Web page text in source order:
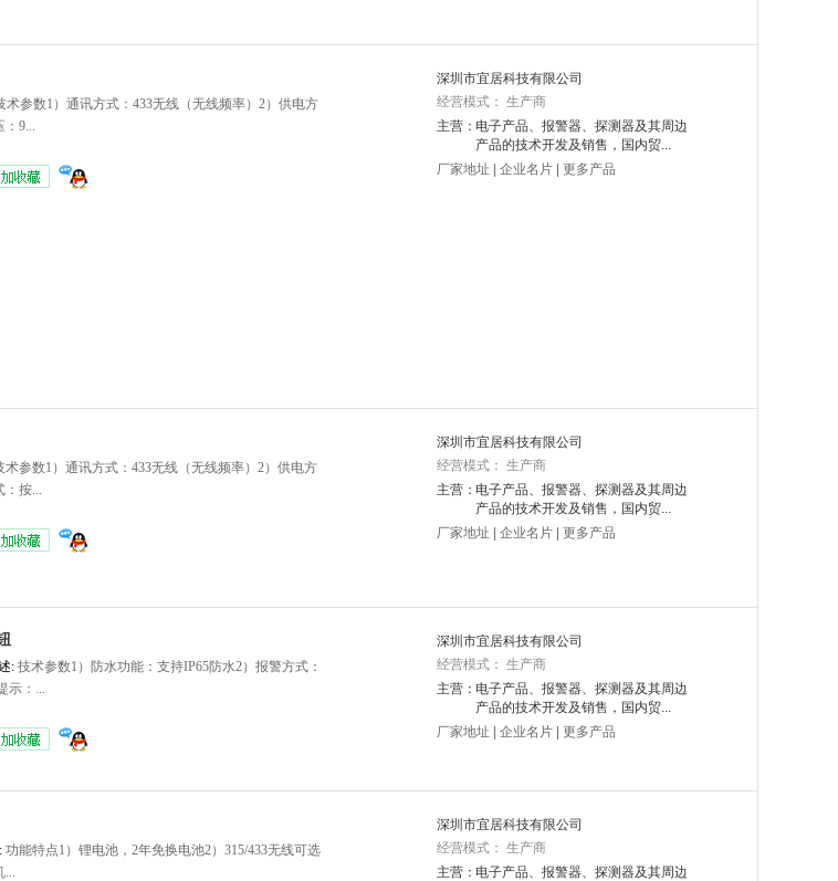
术参数1）通讯方式：433无线（无线频率）2）供电方
：9...
深圳市宜居科技有限公司
经营模式： 生产商
主营： 电子产品、报警器、探测器及其周边
产品的技术开发及销售，国内贸...
厂家地址
企业名片 更多产品
术参数1）通讯方式：433无线（无线频率）2）供电方
：按...
深圳市宜居科技有限公司
经营模式： 生产商
主营： 电子产品、报警器、探测器及其周边
产品的技术开发及销售，国内贸...
厂家地址
企业名片 更多产品
: 技术参数1）防水功能：支持IP65防水2）报警方式：
示：...
深圳市宜居科技有限公司
经营模式： 生产商
主营： 电子产品、报警器、探测器及其周边
产品的技术开发及销售，国内贸...
厂家地址
企业名片 更多产品
功能特点1）锂电池，2年免换电池2）315/433无线可选
...
深圳市宜居科技有限公司
经营模式： 生产商
主营： 电子产品、报警器、探测器及其周边